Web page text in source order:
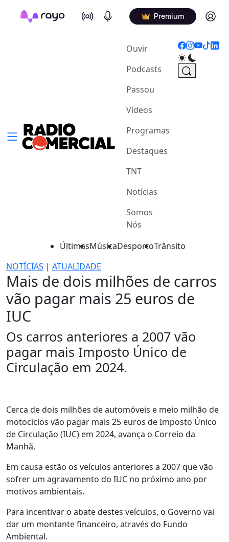
On Air Podcasts Premium Log in
Ouvir(current)
Podcasts
Passou
Vídeos
Programas
Destaques
TNT
Notícias
Somos
Nós
ÚltimasMúsicaDesportoTrânsito
NOTÍCIAS | ATUALIDADE
Mais de dois milhões de carros
vão pagar mais 25 euros de
IUC
Os carros anteriores a 2007 vão
pagar mais Imposto Único de
Circulação em 2024.
Cerca de dois milhões de automóveis e meio milhão de
motociclos vão pagar mais 25 euros de Imposto Único
de Circulação (IUC) em 2024, avança o Correio da
Manhã.
Em causa estão os veículos anteriores a 2007 que vão
sofrer um agravamento do IUC no próximo ano por
motivos ambientais.
Para incentivar o abate destes veículos, o Governo vai
dar um montante financeiro, através do Fundo
Ambiental.